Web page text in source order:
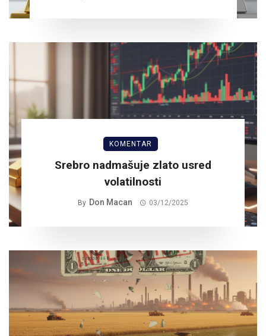
KOMENTAR
Srebro nadmašuje zlato usred
volatilnosti
By Don Macan 03/12/2025